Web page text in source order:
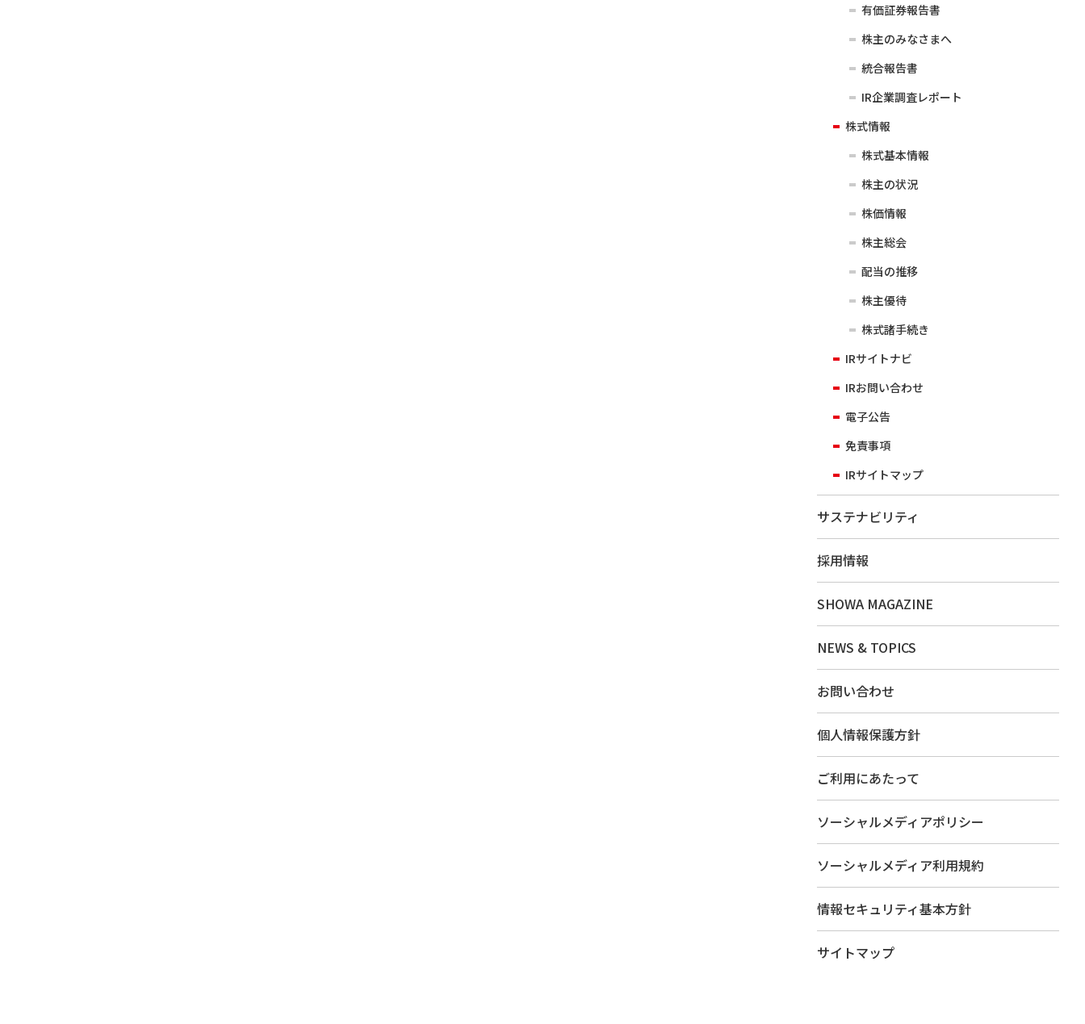
有価証券報告書
株主のみなさまへ
統合報告書
IR企業調査レポート
株式情報
株式基本情報
株主の状況
株価情報
株主総会
配当の推移
株主優待
株式諸手続き
IRサイトナビ
IRお問い合わせ
電子公告
免責事項
IRサイトマップ
サステナビリティ
採用情報
SHOWA MAGAZINE
NEWS & TOPICS
お問い合わせ
個人情報保護方針
ご利用にあたって
ソーシャルメディアポリシー
ソーシャルメディア利用規約
情報セキュリティ基本方針
サイトマップ